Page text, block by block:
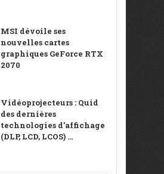
MSI dévoile ses
nouvelles cartes
graphiques GeForce RTX
2070
Vidéoprojecteurs : Quid
des dernières
technologies d’affichage
(DLP, LCD, LCOS) ...